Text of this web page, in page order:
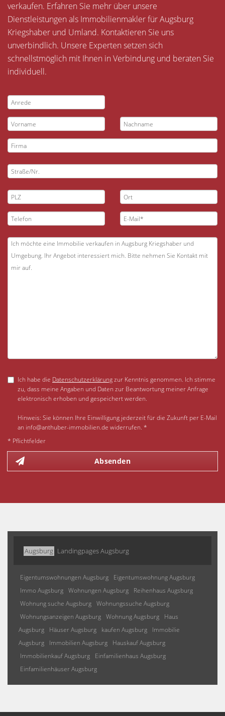
verkaufen. Erfahren Sie mehr über unsere
Dienstleistungen als Immobilienmakler für Augsburg
Kriegshaber und Umland. Kontaktieren Sie uns
unverbindlich. Unsere Experten setzen sich
schnellstmöglich mit Ihnen in Verbindung und beraten Sie
individuell.
Ich habe die Datenschutzerklärungzur Kenntnis genommen. Ich stimme
zu, dass meine Angaben und Daten zur Beantwortung meiner Anfrage
elektronisch erhoben und gespeichert werden.
Hinweis: Sie können Ihre Einwilligung jederzeit für die Zukunft per E-Mail
an info@anthuber-immobilien.de widerrufen. *
* Pflichtfelder
Absenden
Augsburg Landingpages Augsburg
Eigentumswohnungen Augsburg
Eigentumswohnung Augsburg
Immo Augsburg Wohnungen Augsburg
Reihenhaus Augsburg
Wohnung suche Augsburg Wohnungssuche Augsburg
Wohnungsanzeigen Augsburg Wohnung Augsburg
Haus
Augsburg
Häuser Augsburg kaufen Augsburg
Immobilie
Augsburg
Immobilien Augsburg
Hauskauf Augsburg
Immobilienkauf Augsburg
Einfamilienhaus Augsburg
Einfamilienhäuser Augsburg